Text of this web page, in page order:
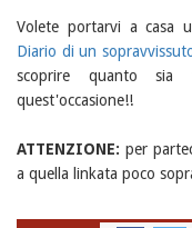
Volete portarvi a casa
Diario di un
scoprire quanto sia
quest'occasione!!
ATTENZIONE: per
a quella linkata poco